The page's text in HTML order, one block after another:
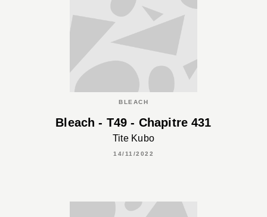
BLEACH
Bleach - T49 - Chapitre 431
Tite Kubo
14/11/2022